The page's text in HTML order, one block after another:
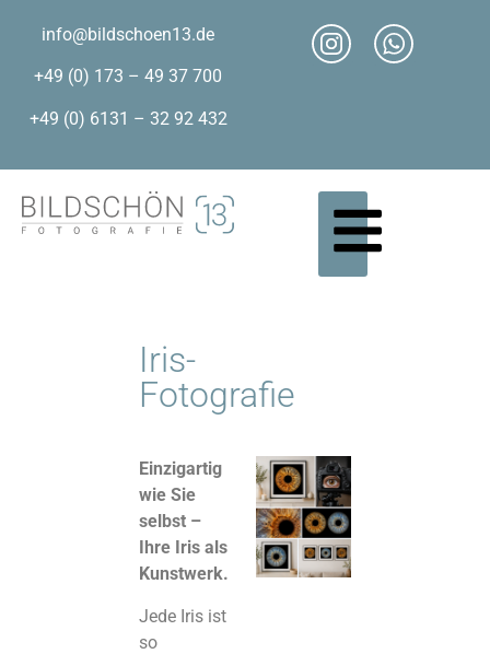
info@bildschoen13.de
+49 (0) 173 – 49 37 700
+49 (0) 6131 – 32 92 432
Iris-
Fotografie
Einzigartig
wie Sie
selbst –
Ihre Iris als
Kunstwerk.
Jede Iris ist
so